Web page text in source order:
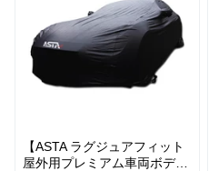
【ASTA ラグジュアフィット
屋外用プレミアム車両ボディ